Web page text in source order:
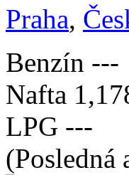
Praha,
Benzín ---
Nafta
LPG ---
(Posledná